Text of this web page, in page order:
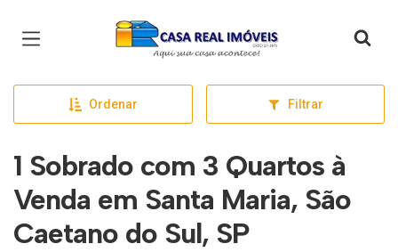
Página inicial
Ordenar Filtrar
1 Sobrado com 3 Quartos à
Venda em Santa Maria, São
Caetano do Sul, SP